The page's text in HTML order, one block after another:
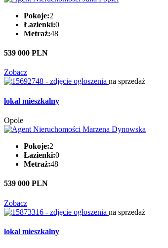
Pokoje:2
Łazienki:0
Metraż:48
539 000 PLN
Zobacz
na sprzedaż
lokal mieszkalny
Opole
Pokoje:2
Łazienki:0
Metraż:48
539 000 PLN
Zobacz
na sprzedaż
lokal mieszkalny